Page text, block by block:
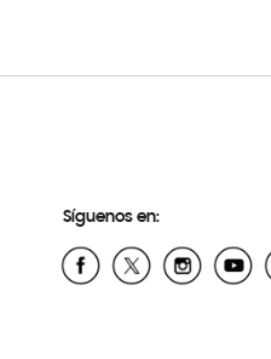
Síguenos en: